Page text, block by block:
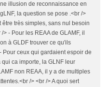
illusion de reconnaissance en
la question se pose .<br />
très simples, sans nul besoin
- Pour les REAA de GLAMF, il
à GLDF trouver ce qu'ils
Pour ceux qui gardaient espoir de
ca importe, la GLNF leur
non REAA, il y a de multiples
/> <br /> A quoi sert